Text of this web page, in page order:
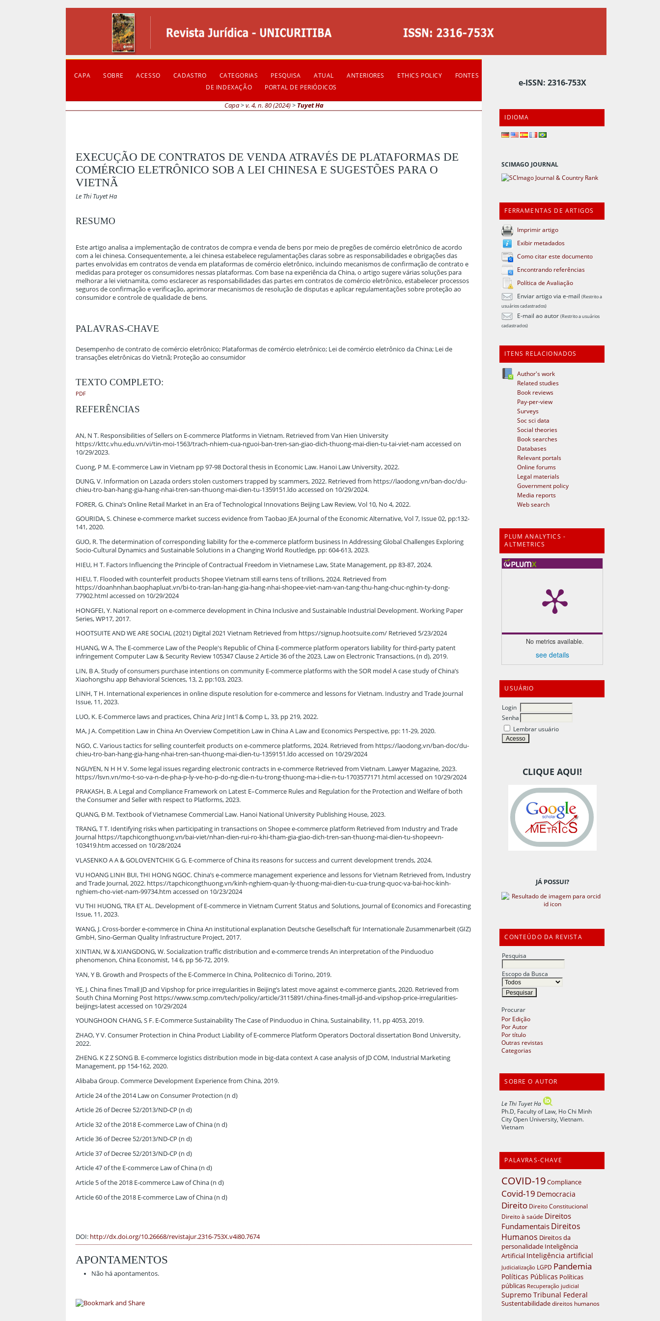
e-ISSN: 2316-753X
IDIOMA
SCIMAGO JOURNAL
FERRAMENTAS DE ARTIGOS
Imprimir artigo
Exibir metadados
Como citar este documento
Encontrando referências
Política de Avaliação
Enviar artigo via e-mail(Restrito a
usuários cadastrados)
E-mail ao autor(Restrito a usuários
cadastrados)
ITENS RELACIONADOS
Author's work
Related studies
Book reviews
Pay-per-view
Surveys
Soc sci data
Social theories
Book searches
Databases
Relevant portals
Online forums
Legal materials
Government policy
Media reports
Web search
PLUM ANALYTICS -
ALTMETRICS
No metrics available.
see details
USUÁRIO
Login
Senha
Lembrar usuário
CLIQUE AQUI!
JÁ POSSUI?
CONTEÚDO DA REVISTA
Pesquisa
Escopo da Busca
Procurar
Por Edição
Por Autor
Por título
Outras revistas
Categorias
SOBRE O AUTOR
Le Thi Tuyet Ha
Ph.D, Faculty of Law, Ho Chi Minh
City Open University, Vietnam.
Vietnam
PALAVRAS-CHAVE
COVID-19Compliance
Covid-19 Democracia
Direito Direito Constitucional
Direito à saúde Direitos
Fundamentais Direitos
Humanos Direitos da
personalidade Inteligência
Artificial Inteligência artificial
Judicialização LGPD Pandemia
Políticas Públicas Políticas
públicas Recuperação judicial
Supremo Tribunal Federal
Sustentabilidade direitos humanos
CAPA SOBRE ACESSO CADASTRO CATEGORIAS PESQUISA ATUAL ANTERIORES ETHICS POLICY
FONTES
DE INDEXAÇÃO
PORTAL DE PERIÓDICOS
Capa>v. 4, n. 80 (2024)> Tuyet Ha
EXECUÇÃO DE CONTRATOS DE VENDA ATRAVÉS DE PLATAFORMAS DE
COMÉRCIO ELETRÔNICO SOB A LEI CHINESA E SUGESTÕES PARA O
VIETNÃ
Le Thi Tuyet Ha
RESUMO
Este artigo analisa a implementação de contratos de compra e venda de bens por meio de pregões de comércio eletrônico de acordo
com a lei chinesa. Consequentemente, a lei chinesa estabelece regulamentações claras sobre as responsabilidades e obrigações das
partes envolvidas em contratos de venda em plataformas de comércio eletrônico, incluindo mecanismos de confirmação de contrato e
medidas para proteger os consumidores nessas plataformas. Com base na experiência da China, o artigo sugere várias soluções para
melhorar a lei vietnamita, como esclarecer as responsabilidades das partes em contratos de comércio eletrônico, estabelecer processos
seguros de confirmação e verificação, aprimorar mecanismos de resolução de disputas e aplicar regulamentações sobre proteção ao
consumidor e controle de qualidade de bens.
PALAVRAS-CHAVE
Desempenho de contrato de comércio eletrônico; Plataformas de comércio eletrônico; Lei de comércio eletrônico da China; Lei de
transações eletrônicas do Vietnã; Proteção ao consumidor
TEXTO COMPLETO:
PDF
REFERÊNCIAS
AN, N T. Responsibilities of Sellers on E-commerce Platforms in Vietnam. Retrieved from Van Hien University
https://kttc.vhu.edu.vn/vi/tin-moi-1563/trach-nhiem-cua-nguoi-ban-tren-san-giao-dich-thuong-mai-dien-tu-tai-viet-nam accessed on
10/29/2023.
Cuong, P M. E-commerce Law in Vietnam pp 97-98 Doctoral thesis in Economic Law. Hanoi Law University, 2022.
DUNG, V. Information on Lazada orders stolen customers trapped by scammers, 2022. Retrieved from https://laodong.vn/ban-doc/du-
chieu-tro-ban-hang-gia-hang-nhai-tren-san-thuong-mai-dien-tu-1359151.ldo accessed on 10/29/2024.
FORER, G. China’s Online Retail Market in an Era of Technological Innovations Beijing Law Review, Vol 10, No 4, 2022.
GOURIDA, S. Chinese e-commerce market success evidence from Taobao JEA Journal of the Economic Alternative, Vol 7, Issue 02, pp:132-
141, 2020.
GUO, R. The determination of corresponding liability for the e-commerce platform business In Addressing Global Challenges Exploring
Socio-Cultural Dynamics and Sustainable Solutions in a Changing World Routledge, pp: 604-613, 2023.
HIEU, H T. Factors Influencing the Principle of Contractual Freedom in Vietnamese Law, State Management, pp 83-87, 2024.
HIEU, T. Flooded with counterfeit products Shopee Vietnam still earns tens of trillions, 2024. Retrieved from
https://doanhnhan.baophapluat.vn/bi-to-tran-lan-hang-gia-hang-nhai-shopee-viet-nam-van-tang-thu-hang-chuc-nghin-ty-dong-
77902.html accessed on 10/29/2024
HONGFEI, Y. National report on e-commerce development in China Inclusive and Sustainable Industrial Development. Working Paper
Series, WP17, 2017.
HOOTSUITE AND WE ARE SOCIAL (2021) Digital 2021 Vietnam Retrieved from https://signup.hootsuite.com/ Retrieved 5/23/2024
HUANG, W A. The E-commerce Law of the People's Republic of China E-commerce platform operators liability for third-party patent
infringement Computer Law & Security Review 105347 Clause 2 Article 36 of the 2023, Law on Electronic Transactions, (n d), 2019.
LIN, B A. Study of consumers purchase intentions on community E-commerce platforms with the SOR model A case study of China’s
Xiaohongshu app Behavioral Sciences, 13, 2, pp:103, 2023.
LINH, T H. International experiences in online dispute resolution for e-commerce and lessons for Vietnam. Industry and Trade Journal
Issue, 11, 2023.
LUO, K. E-Commerce laws and practices, China Ariz J Int'l & Comp L, 33, pp 219, 2022.
MA, J A. Competition Law in China An Overview Competition Law in China A Law and Economics Perspective, pp: 11-29, 2020.
NGO, C. Various tactics for selling counterfeit products on e-commerce platforms, 2024. Retrieved from https://laodong.vn/ban-doc/du-
chieu-tro-ban-hang-gia-hang-nhai-tren-san-thuong-mai-dien-tu-1359151.ldo accessed on 10/29/2024
NGUYEN, N H H V. Some legal issues regarding electronic contracts in e-commerce Retrieved from Vietnam. Lawyer Magazine, 2023.
https://lsvn.vn/mo-t-so-va-n-de-pha-p-ly-ve-ho-p-do-ng-die-n-tu-trong-thuong-ma-i-die-n-tu-1703577171.html accessed on 10/29/2024
PRAKASH, B. A Legal and Compliance Framework on Latest E–Commerce Rules and Regulation for the Protection and Welfare of both
the Consumer and Seller with respect to Platforms, 2023.
QUANG, Đ M. Textbook of Vietnamese Commercial Law. Hanoi National University Publishing House, 2023.
TRANG, T T. Identifying risks when participating in transactions on Shopee e-commerce platform Retrieved from Industry and Trade
Journal https://tapchicongthuong.vn/bai-viet/nhan-dien-rui-ro-khi-tham-gia-giao-dich-tren-san-thuong-mai-dien-tu-shopeevn-
103419.htm accessed on 10/28/2024
VLASENKO A A & GOLOVENTCHIK G G. E-commerce of China its reasons for success and current development trends, 2024.
VU HOANG LINH BUI, THI HONG NGOC. China’s e-commerce management experience and lessons for Vietnam Retrieved from, Industry
and Trade Journal, 2022. https://tapchicongthuong.vn/kinh-nghiem-quan-ly-thuong-mai-dien-tu-cua-trung-quoc-va-bai-hoc-kinh-
nghiem-cho-viet-nam-99734.htm accessed on 10/23/2024
VU THI HUONG, TRA ET AL. Development of E-commerce in Vietnam Current Status and Solutions, Journal of Economics and Forecasting
Issue, 11, 2023.
WANG, J. Cross-border e-commerce in China An institutional explanation Deutsche Gesellschaft für Internationale Zusammenarbeit (GIZ)
GmbH, Sino-German Quality Infrastructure Project, 2017.
XINTIAN, W & XIANGDONG, W. Socialization traffic distribution and e-commerce trends An interpretation of the Pinduoduo
phenomenon, China Economist, 14 6, pp 56-72, 2019.
YAN, Y B. Growth and Prospects of the E-Commerce In China, Politecnico di Torino, 2019.
YE, J. China fines Tmall JD and Vipshop for price irregularities in Beijing’s latest move against e-commerce giants, 2020. Retrieved from
South China Morning Post https://www.scmp.com/tech/policy/article/3115891/china-fines-tmall-jd-and-vipshop-price-irregularities-
beijings-latest accessed on 10/29/2024
YOUNGHOON CHANG, S F. E-Commerce Sustainability The Case of Pinduoduo in China, Sustainability, 11, pp 4053, 2019.
ZHAO, Y V. Consumer Protection in China Product Liability of E-commerce Platform Operators Doctoral dissertation Bond University,
2022.
ZHENG. K Z Z SONG B. E-commerce logistics distribution mode in big-data context A case analysis of JD COM, Industrial Marketing
Management, pp 154-162, 2020.
Alibaba Group. Commerce Development Experience from China, 2019.
Article 24 of the 2014 Law on Consumer Protection (n d)
Article 26 of Decree 52/2013/ND-CP (n d)
Article 32 of the 2018 E-commerce Law of China (n d)
Article 36 of Decree 52/2013/ND-CP (n d)
Article 37 of Decree 52/2013/ND-CP (n d)
Article 47 of the E-commerce Law of China (n d)
Article 5 of the 2018 E-commerce Law of China (n d)
Article 60 of the 2018 E-commerce Law of China (n d)
DOI: http://dx.doi.org/10.26668/revistajur.2316-753X.v4i80.7674
APONTAMENTOS
Não há apontamentos.